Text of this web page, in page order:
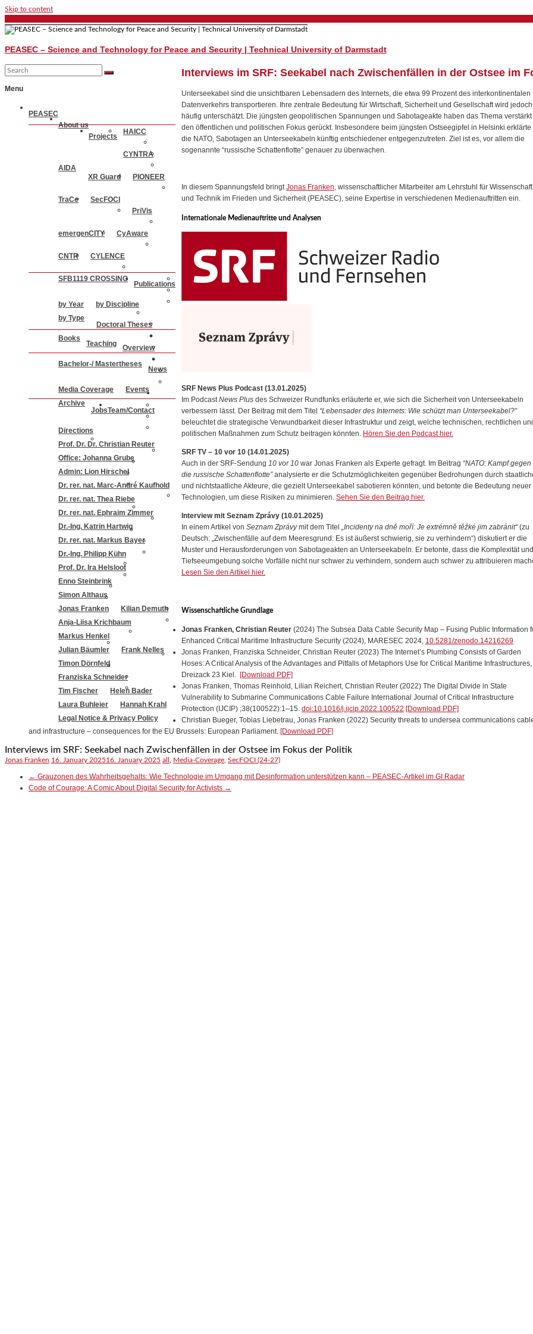
Skip to content
PEASEC – Science and Technology for Peace and Security | Technical University of Darmstadt
Menu
PEASEC
About us
Projects
HAICC
CYNTRA
AIDA
XR Guard
PIONEER
TraCe
SecFOCI
PriVis
emergenCITY CyAware
CNTR CYLENCE
SFB1119 CROSSING
Publications
by Year
by Discipline
by Type
Doctoral Theses
Books
Teaching
Overview
Bachelor-/ Mastertheses
News
Media Coverage
Events
Archive
JobsTeam/Contact
Directions
Prof. Dr. Dr. Christian Reuter
Office: Johanna Grube
Admin: Lion Hirschel
Dr. rer. nat. Marc-André Kaufhold
Dr. rer. nat. Thea Riebe
Dr. rer. nat. Ephraim Zimmer
Dr.-Ing. Katrin Hartwig
Dr. rer. nat. Markus Bayer
Dr.-Ing. Philipp Kühn
Prof. Dr. Ira Helsloot
Enno Steinbrink
Simon Althaus
Jonas Franken
Kilian Demuth
Anja-Liisa Krichbaum
Markus Henkel
Julian Bäumler
Frank Nelles
Timon Dörnfeld
Franziska Schneider
Tim Fischer
Helen Bader
Laura Buhleier
Hannah Krahl
Legal Notice & Privacy Policy
Interviews im SRF: Seekabel nach Zwischenfällen in der Ostsee im
Unterseekabel sind die unsichtbaren Lebensadern des Internets, die etwa 99 Prozent des interkontinentalen
Datenverkehrs transportieren. Ihre zentrale Bedeutung für Wirtschaft, Sicherheit und Gesellschaft wird jedoch
häufig unterschätzt. Die jüngsten geopolitischen Spannungen und Sabotageakte haben das Thema
den öffentlichen und politischen Fokus gerückt. Insbesondere beim jüngsten Ostseegipfel in Helsinki erklärte
die NATO, Sabotagen an Unterseekabeln künftig entschiedener entgegenzutreten. Ziel ist es, vor allem die
sogenannte “russische Schattenflotte” genauer zu überwachen.
In diesem Spannungsfeld bringtJonas Franken, wissenschaftlicher Mitarbeiter am Lehrstuhl für Wissenschaft
und Technik im Frieden und Sicherheit (PEASEC), seine Expertise in verschiedenen Medienauftritten ein.
Internationale Medienauftritte und Analysen
SRF News Plus Podcast (13.01.2025)
Im PodcastNews Plus des Schweizer Rundfunks erläuterte er, wie sich die Sicherheit von Unterseekabeln
verbessern lässt. Der Beitrag mit dem Titel “Lebensader des Internets: Wie schützt man Unterseekabel?”
beleuchtet die strategische Verwundbarkeit dieser Infrastruktur und zeigt, welche technischen, rechtlichen
politischen Maßnahmen zum Schutz beitragen könnten. Hören Sie den Podcast hier.
SRF TV – 10 vor 10 (14.01.2025)
Auch in der SRF-Sendung 10 vor 10 war Jonas Franken als Experte gefragt. Im Beitrag “NATO: Kampf gegen
die russische Schattenflotte”analysierte er die Schutzmöglichkeiten gegenüber Bedrohungen durch
und nichtstaatliche Akteure, die gezielt Unterseekabel sabotieren könnten, und betonte die Bedeutung neuer
Technologien, um diese Risiken zu minimieren. Sehen Sie den Beitrag hier.
Interview mit Seznam Zprávy (10.01.2025)
In einem Artikel von Seznam Zprávymit dem Titel „Incidenty na dně moří: Je extrémně těžké jim zabránit“(zu
Deutsch: „Zwischenfälle auf dem Meeresgrund: Es ist äußerst schwierig, sie zu verhindern“) diskutiert er die
Muster und Herausforderungen von Sabotageakten an Unterseekabeln. Er betonte, dass die Komplexität und
Tiefseeumgebung solche Vorfälle nicht nur schwer zu verhindern, sondern auch schwer zu attribuieren
Lesen Sie den Artikel hier.
Wissenschaftliche Grundlage
Jonas Franken, Christian Reuter (2024) The Subsea Data Cable Security Map – Fusing Public Information
Enhanced Critical Maritime Infrastructure Security (2024), MARESEC 2024, 10.5281/zenodo.14216269
Jonas Franken, Franziska Schneider, Christian Reuter (2023) The Internet’s Plumbing Consists of Garden
Hoses: A Critical Analysis of the Advantages and Pitfalls of Metaphors Use for Critical Maritime Infrastructures,
Dreizack 23 Kiel. [Download PDF]
Jonas Franken, Thomas Reinhold, Lilian Reichert, Christian Reuter (2022) The Digital Divide in State
Vulnerability to Submarine Communications Cable Failure International Journal of Critical Infrastructure
Protection (IJCIP) ;38(100522):1–15. doi:10.1016/j.ijcip.2022.100522 [Download PDF]
Christian Bueger, Tobias Liebetrau, Jonas Franken (2022) Security threats to undersea communications
and infrastructure – consequences for the EU Brussels: European Parliament. [Download PDF]
Interviews im SRF: Seekabel nach Zwischenfällen in der Ostsee im Fokus der Politik
Jonas Franken 16. January 202516. January 2025 all Media-Coverage SecFOCI (24-27)
← Grauzonen des Wahrheitsgehalts: Wie Technologie im Umgang mit Desinformation unterstützen kann – PEASEC-Artikel im GI Radar
Code of Courage: A Comic About Digital Security for Activists →